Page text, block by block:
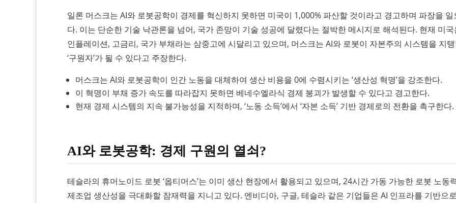
일론 머스크는 AI와 로봇공학이 경제를 혁신하지 못하면 미국이 1,000% 파산할 것이라고 경고하며 파장을 일
다. 이는 단순한 기술 낙관론을 넘어, 국가 존망이 기술 성공에 달렸다는 절박한 메시지로 해석된다. 현재 미국
인플레이션, 고금리, 국가 부채라는 삼중고에 시달리고 있으며, 머스크는 AI와 로봇이 자본주의 시스템을 지
‘구원자’가 될 수 있다고 주장한다.
머스크는 AI와 로봇공학이 인간 노동을 대체하여 생산 비용을 0에 수렴시키는 ‘생산성 혁명’을 강조한다.
이 혁명이 부채 증가 속도를 따라잡지 못하면 베네수엘라식 경제 붕괴가 발생할 수 있다고 경고한다.
현재 경제 시스템의 지속 불가능성을 지적하며, ‘노동 소득’에서 ‘자본 소득’ 기반 경제로의 전환을 촉구한다.
AI와 로봇공학: 경제 구원의 열쇠?
테슬라의 휴머노이드 로봇 ‘옵티머스’는 이미 생산 현장에서 활용되고 있으며, 24시간 가동 가능한 로봇 노동
제조업 생산성을 극대화할 잠재력을 지니고 있다. 엔비디아, 구글, 테슬라 같은 기업들은 AI 인프라를 기반으